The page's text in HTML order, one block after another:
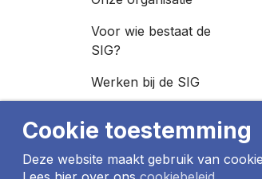
Voor wie bestaat de
SIG?
Werken bij de SIG
Cookie toestemming
Deze website maakt gebruik van